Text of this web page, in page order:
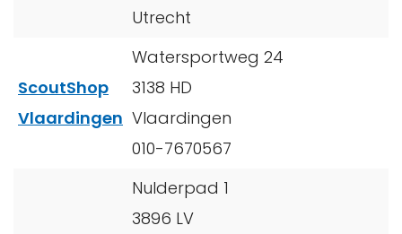
Utrecht
ScoutShop
Vlaardingen
Watersportweg 24
3138 HD
Vlaardingen
010-7670567
Nulderpad 1
3896 LV